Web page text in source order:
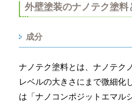
外壁塗装のナノテク塗料
成分
ナノテク塗料とは、ナノテク
レベルの大きさにまで微細化
は「ナノコンポジットエマル